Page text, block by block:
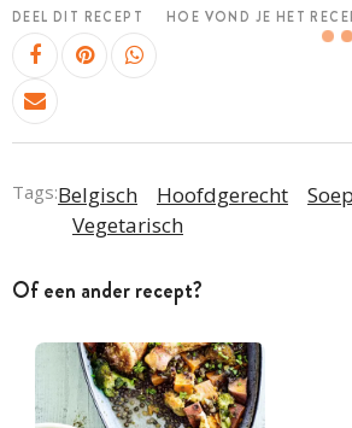
DEEL DIT RECEPT HOE VOND JE HET
Tags:Belgisch Hoofdgerecht Soep
Vegetarisch
Of een ander recept?